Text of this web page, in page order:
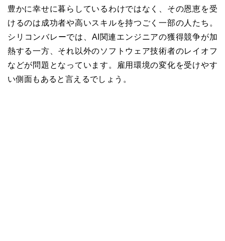
豊かに幸せに暮らしているわけではなく、その恩恵を受
けるのは成功者や高いスキルを持つごく一部の人たち。
シリコンバレーでは、AI関連エンジニアの獲得競争が加
熱する一方、それ以外のソフトウェア技術者のレイオフ
などが問題となっています。雇用環境の変化を受けやす
い側面もあると言えるでしょう。